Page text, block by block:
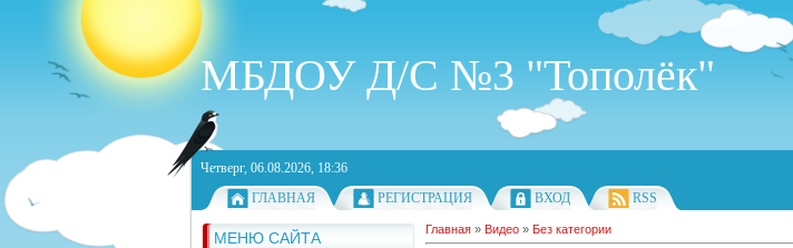
МБДОУ Д/С №3 "Тополёк"
Четверг, 06.08.2026, 18:36
ГЛАВНАЯ
РЕГИСТРАЦИЯ ВХОД RSS
МЕНЮ САЙТА Главная » Видео » Без категории